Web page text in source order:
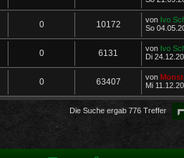
0 10172 von Ivo
So
0 6131 von Ivo
Di
0 63407 von
Mi
Die Suche ergab 776 Treffer